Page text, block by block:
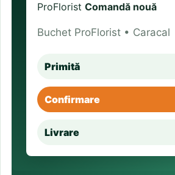
ProFlorist Comandă nouă
Buchet ProFlorist • Caracal
Primită
Confirmare
Livrare